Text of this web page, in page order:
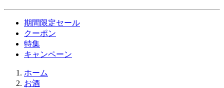
期間限定セール
クーポン
特集
キャンペーン
ホーム
お酒